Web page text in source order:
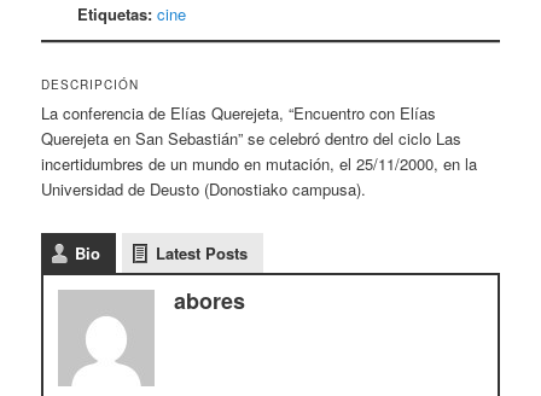
Etiquetas: cine
DESCRIPCIÓN
La conferencia de Elías Querejeta, “Encuentro con Elías
Querejeta en San Sebastián” se celebró dentro del ciclo Las
incertidumbres de un mundo en mutación, el 25/11/2000, en la
Universidad de Deusto (Donostiako campusa).
Bio Latest Posts
abores